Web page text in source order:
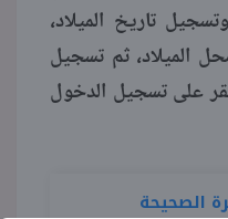
تاريخ الميلاد،
الميلاد، ثم تسجيل
على تسجيل الدخول
الصحيحة